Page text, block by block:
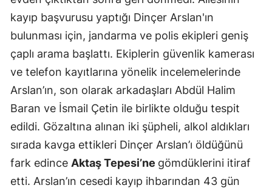
Hakkari
Hatay
Mersin
İstanbul
İzmir
kayıp başvurusu yaptığı Dinçer Arslan'ın
bulunması için, jandarma ve polis ekipleri geniş
çaplı arama başlattı. Ekiplerin güvenlik kamerası
ve telefon kayıtlarına yönelik incelemelerinde
Arslan’ın, son olarak arkadaşları Abdül Halim
Baran ve İsmail Çetin ile birlikte olduğu tespit
edildi. Gözaltına alınan iki şüpheli, alkol aldıkları
sırada kavga ettikleri Dinçer Arslan’ı öldüğünü
fark edince Aktaş Tepesi’ne gömdüklerini itiraf
etti. Arslan’ın cesedi kayıp ihbarından 43 gün